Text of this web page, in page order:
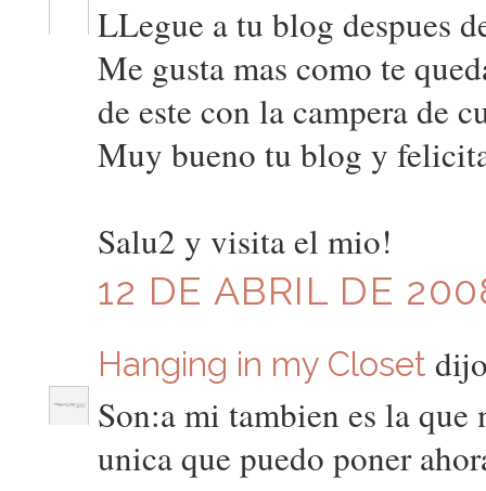
LLegue a tu blog despues
Me gusta mas como te
de este con la campera de
Muy bueno tu blog y
Salu2 y visita el mio!
12 DE ABRIL DE
Hanging in my Closet
Son:a mi tambien es la que
unica que puedo poner